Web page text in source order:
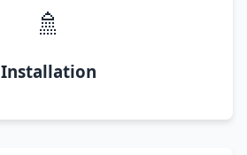
🚿
Installation